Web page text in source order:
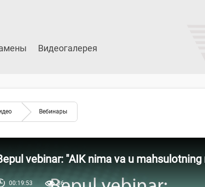
Видеогалерея
Вебинары
vebinar: "AIK nima va u
00:19:53 36